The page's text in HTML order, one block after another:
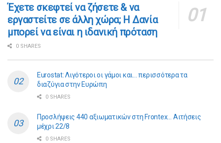
​​Έχετε σκεφτεί να ζήσετε & να
εργαστείτε σε άλλη χώρα; Η Δανία
μπορεί να είναι η ιδανική πρόταση
0 SHARES
Eurostat: Λιγότεροι οι γάμοι και… περισσότερα τα
διαζύγια στην Ευρώπη
0 SHARES
Προσλήψεις 440 αξιωματικών στη Frontex… Αιτήσεις
μέχρι 22/8
0 SHARES